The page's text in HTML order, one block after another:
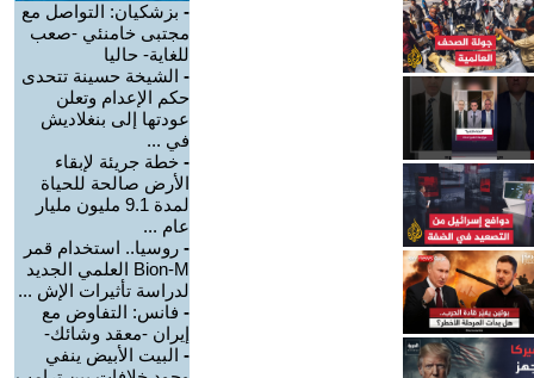
- بزشكيان: التواصل مع
مجتبى خامنئي -صعب
للغاية- حاليا
- الشيخة حسينة تتحدى
حكم الإعدام وتعلن
عودتها إلى بنغلاديش
في ...
- خطة جريئة لإبقاء
الأرض صالحة للحياة
لمدة 9.1 مليون مليار
عام ...
- روسيا.. استخدام قمر
Bion-M العلمي الجديد
لدراسة تأثيرات الإش ...
- فانس: التفاوض مع
إيران -معقد وشائك-
- البيت الأبيض ينفي